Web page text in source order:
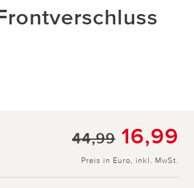
44,99 16,99
Preis in Euro, inkl. MwSt.